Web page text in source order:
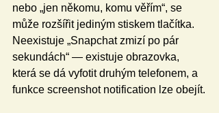
nebo „jen někomu, komu věřím“, se
může rozšířit jediným stiskem tlačítka.
Neexistuje „Snapchat zmizí po pár
sekundách“ — existuje obrazovka,
která se dá vyfotit druhým telefonem, a
funkce screenshot notification lze obejít.